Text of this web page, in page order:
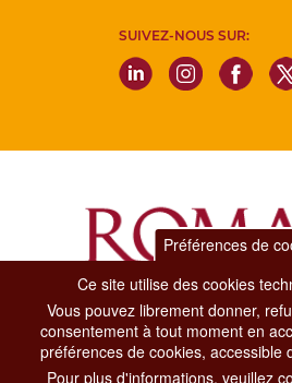
SUIVEZ-NOUS SUR:
Dipartimento Grandi Eventi,
Via di San Basilio, 51
00187 Roma
Préférences de
Ce site utilise des cookies
Vous pouvez librement donner,
consentement à tout moment en
préférences de cookies, accessible
Pour plus d'informations, veuillez